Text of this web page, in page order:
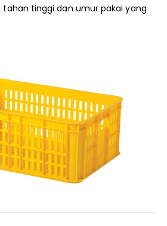
tinggi dan umur pakai yang